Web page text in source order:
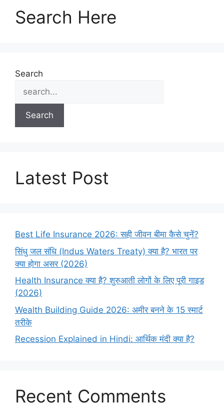
Search Here
Search
Search
Latest Post
Best Life Insurance 2026: सही जीवन बीमा कैसे चुनें?
सिंधु जल संधि (Indus Waters Treaty) क्या है? भारत पर
क्या होगा असर (2026)
Health Insurance क्या है? शुरुआती लोगों के लिए पूरी गाइड
(2026)
Wealth Building Guide 2026: अमीर बनने के 15 स्मार्ट
तरीके
Recession Explained in Hindi: आर्थिक मंदी क्या है?
Recent Comments